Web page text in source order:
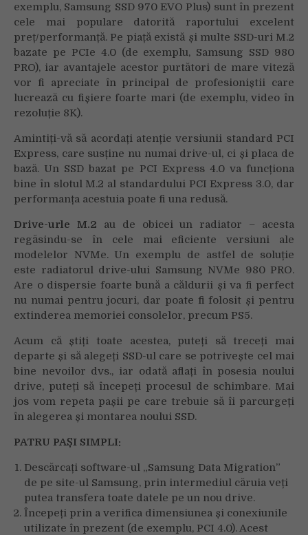
exemplu, Samsung SSD 970 EVO Plus) sunt în prezent
cele mai populare datorită raportului excelent
preț/performanță. Pe piață există și multe SSD-uri M.2
bazate pe PCIe 4.0 (de exemplu, Samsung SSD 980
PRO), iar avantajele acestor purtători de mare viteză
vor fi apreciate în principal de profesioniștii care
lucrează cu fișiere foarte mari (de exemplu, video în
rezoluție 8K).
Amintiți-vă să acordați atenție versiunii standard PCI
Express, care susține nu numai drive-ul, ci și placa de
bază. Un SSD bazat pe PCI Express 4.0 va funcționa
bine în slotul M.2 al standardului PCI Express 3.0, dar
performanța acestuia poate fi una redusă.
Drive-urle M.2 au de obicei un radiator – acesta
regăsindu-se în cele mai eficiente versiuni ale
modelelor NVMe. Un exemplu de astfel de soluție
este radiatorul drive-ului Samsung NVMe 980 PRO.
Are o dispersie foarte bună a căldurii și va fi perfect
nu numai pentru jocuri, dar poate fi folosit și pentru
extinderea memoriei consolelor, precum PS5.
Acum că știți toate acestea, puteți să treceți mai
departe și să alegeți SSD-ul care se potrivește cel mai
bine nevoilor dvs., iar odată aflați în posesia noului
drive, puteți să începeți procesul de schimbare. Mai
jos vom repeta pașii pe care trebuie să îi parcurgeți
în alegerea și montarea noului SSD.
PATRU PAȘI SIMPLI:
Descărcați software-ul „Samsung Data Migration”
de pe site-ul Samsung, prin intermediul căruia veți
putea transfera toate datele pe un nou drive.
Începeți prin a verifica dimensiunea și conexiunile
utilizate în prezent (de exemplu, PCI 4.0). Acest
Your browser is blocking some features of this
website. Please follow the instructions at
http://support.heateor.com/browser-blocking-social-
features/to unblock these.